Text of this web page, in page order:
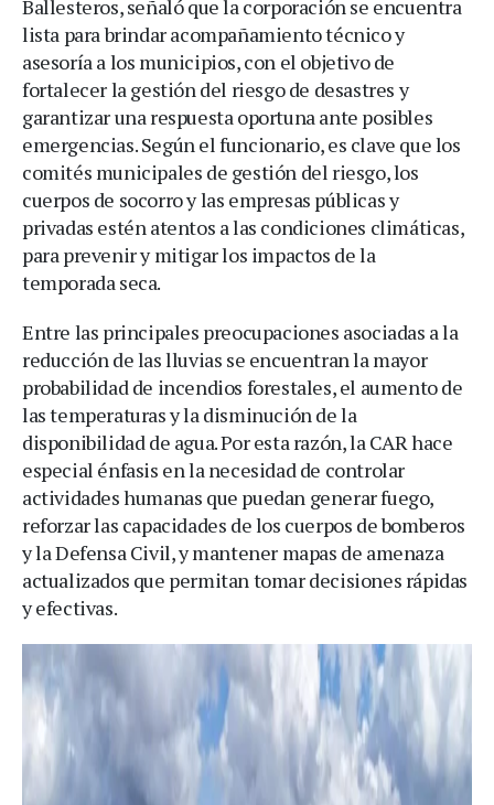
Ballesteros, señaló que la corporación se encuentra
lista para brindar acompañamiento técnico y
asesoría a los municipios, con el objetivo de
fortalecer la gestión del riesgo de desastres y
garantizar una respuesta oportuna ante posibles
emergencias. Según el funcionario, es clave que los
comités municipales de gestión del riesgo, los
cuerpos de socorro y las empresas públicas y
privadas estén atentos a las condiciones climáticas,
para prevenir y mitigar los impactos de la
temporada seca.
Entre las principales preocupaciones asociadas a la
reducción de las lluvias se encuentran la mayor
probabilidad de incendios forestales, el aumento de
las temperaturas y la disminución de la
disponibilidad de agua. Por esta razón, la CAR hace
especial énfasis en la necesidad de controlar
actividades humanas que puedan generar fuego,
reforzar las capacidades de los cuerpos de bomberos
y la Defensa Civil, y mantener mapas de amenaza
actualizados que permitan tomar decisiones rápidas
y efectivas.